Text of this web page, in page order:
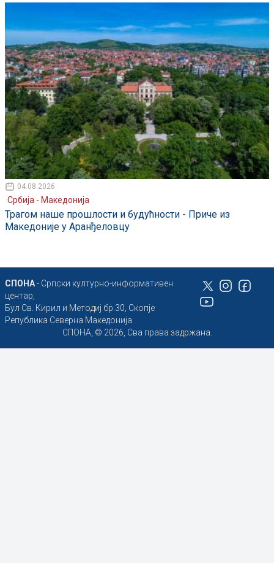
04.08.2026
Србија - Македонија
Трагом наше прошлости и будућности - Приче из
Македоније у Аранђеловцу
СПОНА- Српски културно-информативен
центар,
Бул Св. Кирил и Методиј бр.30, Скопје
Република Северна Македонија
СПОНА, © 2026, Сва права задржана.